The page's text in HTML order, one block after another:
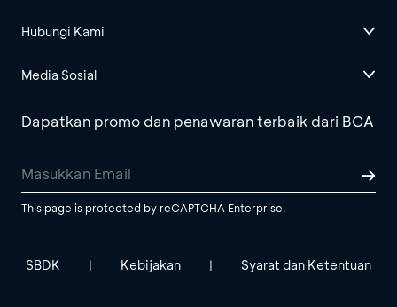
Hubungi Kami
Media Sosial
Dapatkan promo dan penawaran terbaik dari BCA
This page is protected by reCAPTCHA Enterprise.
SBDK | Kebijakan | Syarat dan Ketentuan